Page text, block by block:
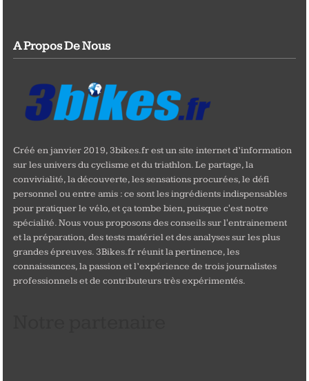
A Propos De Nous
Créé en janvier 2019, 3bikes.fr est un site internet d’information
sur les univers du cyclisme et du triathlon. Le partage, la
convivialité, la découverte, les sensations procurées, le défi
personnel ou entre amis : ce sont les ingrédients indispensables
pour pratiquer le vélo, et ça tombe bien, puisque c'est notre
spécialité. Nous vous proposons des conseils sur l'entrainement
et la préparation, des tests matériel et des analyses sur les plus
grandes épreuves. 3Bikes.fr réunit la pertinence, les
connaissances, la passion et l’expérience de trois journalistes
professionnels et de contributeurs très expérimentés.